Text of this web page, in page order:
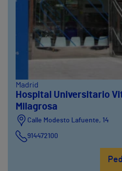
Madrid
Hospital Universitario
Milagrosa
Calle Modesto Lafuente, 14
914472100